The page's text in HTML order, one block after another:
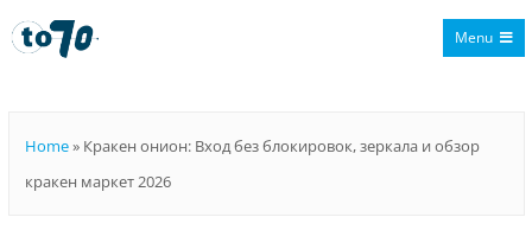
Menu
Home» Кракен онион: Вход без блокировок, зеркала и обзор
кракен маркет 2026